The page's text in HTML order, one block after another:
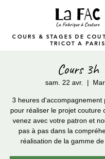
COURS & STAGES DE
TRICOT A PARIS
Cours 3h
sam. 22 avr.
  |
3 heures d'accompagnement
pour réaliser le projet couture
venez avec votre patron et
pas à pas dans la
réalisation de la gamme de